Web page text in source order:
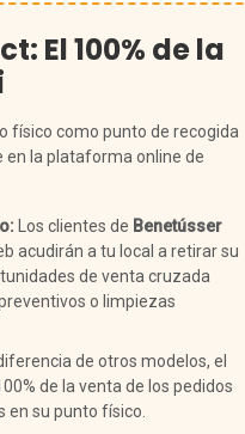
El 100% de la
físico como punto de recogida
la plataforma online de
Los clientes de Benetússer
acudirán a tu local a retirar su
de venta cruzada
o limpiezas
de otros modelos, el
de la venta de los pedidos
en su punto físico.